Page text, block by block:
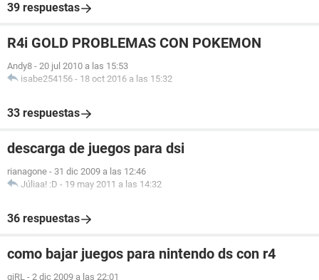
39 respuestas
R4i GOLD PROBLEMAS CON POKEMON
Andy8 - 20 jul 2010 a las 15:53
isabe254156 - 18 oct 2016 a las 15:32
33 respuestas
descarga de juegos para dsi
rianagone - 31 dic 2009 a las 12:46
Júliaa! :D - 19 may 2011 a las 14:32
36 respuestas
como bajar juegos para nintendo ds con r4
giRL - 2 dic 2009 a las 22:01